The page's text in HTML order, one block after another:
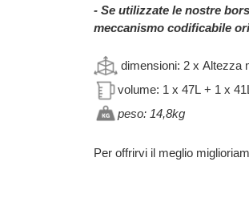
- Se utilizzate le nostre
meccanismo codificabile
dimensioni: 2 x Altezza
volume: 1 x 47L + 1 x
peso: 14,8kg
Per offrirvi il meglio